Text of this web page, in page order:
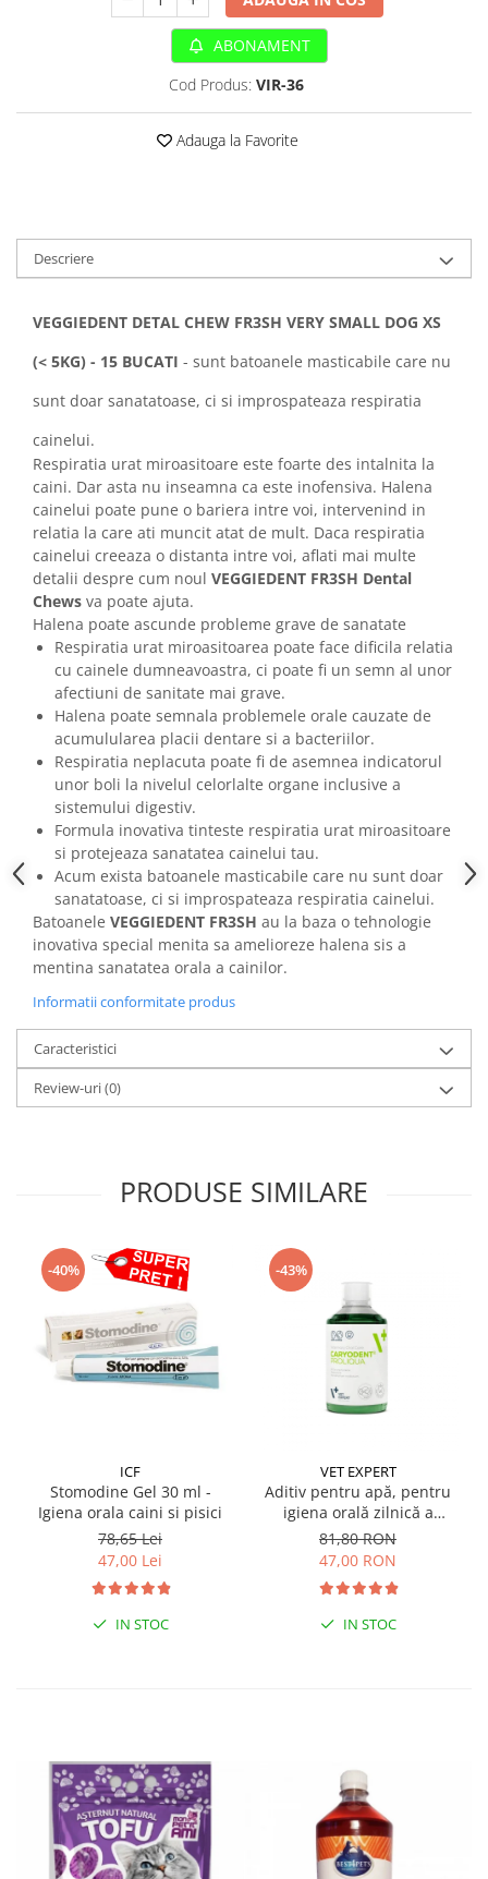
Sampoane si Balsamuri
Igiena Catel
Custi transport - Pisici
Lese, Hamuri si Zgarzi
Paturi, perne si cosuri pentru pisici
Recompense Delicioase
ABONAMENT
Cod Produs: VIR-36
Adauga la Favorite
Descriere
VEGGIEDENT DETAL CHEW FR3SH VERY SMALL DOG XS
(< 5KG) - 15 BUCATI ​ - sunt batoanele masticabile care nu
sunt doar sanatatoase, ci si improspateaza respiratia
cainelui.
Respiratia urat miroasitoare este foarte des intalnita la
caini. Dar asta nu inseamna ca este inofensiva. Halena
cainelui poate pune o bariera intre voi, intervenind in
relatia la care ati muncit atat de mult. Daca respiratia
cainelui creeaza o distanta intre voi, aflati mai multe
detalii despre cum noul VEGGIEDENT FR3SH Dental
Chews va poate ajuta.
Halena poate ascunde probleme grave de sanatate
Respiratia urat miroasitoarea poate face dificila relatia
cu cainele dumneavoastra, ci poate fi un semn al unor
afectiuni de sanitate mai grave.
Halena poate semnala problemele orale cauzate de
acumulularea placii dentare si a bacteriilor.
Respiratia neplacuta poate fi de asemnea indicatorul
unor boli la nivelul celorlalte organe inclusive a
sistemului digestiv.
Formula inovativa tinteste respiratia urat miroasitoare
si protejeaza sanatatea cainelui tau.
Acum exista batoanele masticabile care nu sunt doar
sanatatoase, ci si improspateaza respiratia cainelui.
Batoanele VEGGIEDENT FR3SH au la baza o tehnologie
inovativa special menita sa amelioreze halena sis a
mentina sanatatea orala a cainilor.
Informatii conformitate produs
Caracteristici
Review-uri(0)
PRODUSE SIMILARE
-40%
ICF
Stomodine Gel 30 ml -
Igiena orala caini si pisici
78,65 Lei
47,00 Lei
IN STOC
-43%
VET EXPERT
Aditiv pentru apă, pentru
igiena orală zilnică a
câinilor și pisicilor
Caryodent Proliqua Vet
81,80 RON
47,00 RON
IN STOC